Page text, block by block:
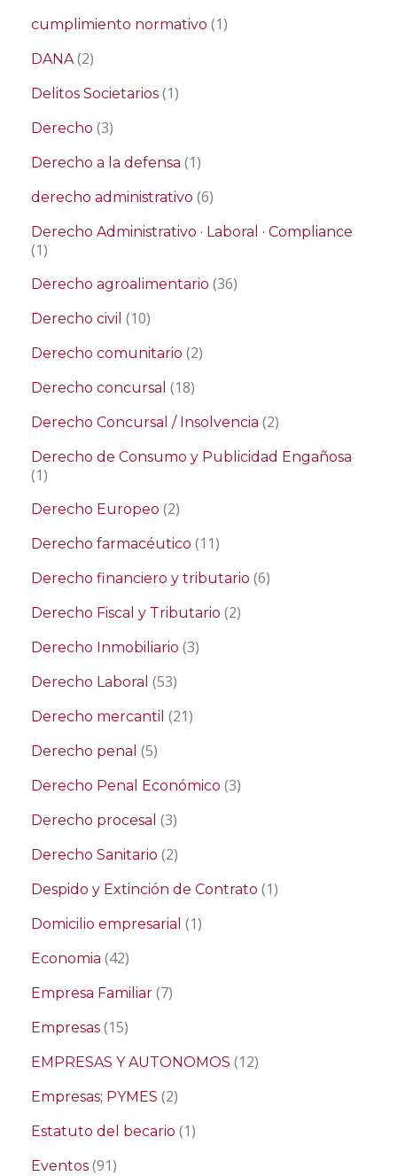
cumplimiento normativo (1)
DANA(2)
Delitos Societarios (1)
Derecho (3)
Derecho a la defensa (1)
derecho administrativo (6)
Derecho Administrativo · Laboral · Compliance
(1)
Derecho agroalimentario (36)
Derecho civil (10)
Derecho comunitario (2)
Derecho concursal (18)
Derecho Concursal / Insolvencia (2)
Derecho de Consumo y Publicidad Engañosa
(1)
Derecho Europeo (2)
Derecho farmacéutico (11)
Derecho financiero y tributario (6)
Derecho Fiscal y Tributario (2)
Derecho Inmobiliario (3)
Derecho Laboral (53)
Derecho mercantil (21)
Derecho penal (5)
Derecho Penal Económico (3)
Derecho procesal (3)
Derecho Sanitario (2)
Despido y Extinción de Contrato (1)
Domicilio empresarial (1)
Economia (42)
Empresa Familiar (7)
Empresas (15)
EMPRESAS Y AUTONOMOS (12)
Empresas; PYMES (2)
Estatuto del becario (1)
Eventos (91)